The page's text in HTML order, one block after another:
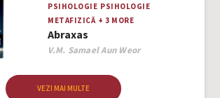
PSIHOLOGIE PSIHOLOGIE
METAFIZICĂ + 3 MORE
Abraxas
Author
V.M. Samael Aun Weor
VEZI MAI MULTE